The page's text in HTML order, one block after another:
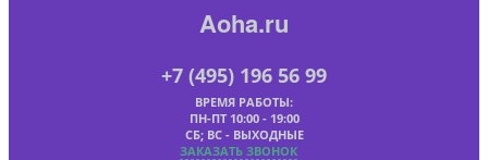
Aoha.ru
+7 (495) 196 56 99
ВРЕМЯ РАБОТЫ:
ПН-ПТ 10:00 - 19:00
СБ; ВС - ВЫХОДНЫЕ
ЗАКАЗАТЬ ЗВОНОК